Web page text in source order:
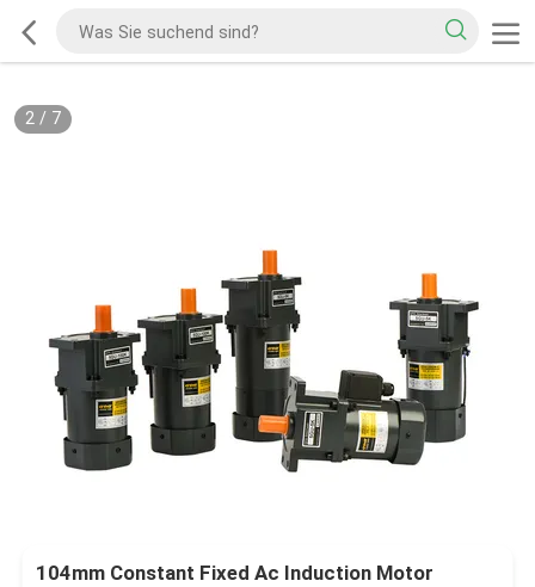
2/ 7
104mm Constant Fixed Ac Induction Motor